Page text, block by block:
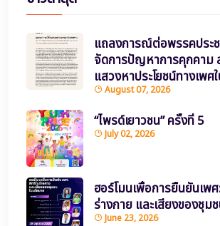
แถลงการณ์ต่อพรรคประช
จัดการปัญหาการคุกคาม
แสวงหาประโยชน์ทางเพศ
August 07, 2026
“ไพรด์เยาวชน” ครั้งที่ 5
July 02, 2026
ฮอร์โมนเพื่อการยืนยันเพ
ร่างกาย และเสียงของชุม
June 23, 2026